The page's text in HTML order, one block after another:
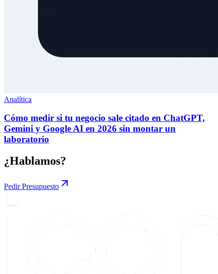
Analítica
Cómo medir si tu negocio sale citado en ChatGPT,
Gemini y Google AI en 2026 sin montar un
laboratorio
¿Hablamos?
Pedir Presupuesto